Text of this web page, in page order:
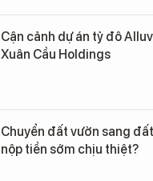
Cận cảnh dự án tỷ đô
Xuân Cầu Holdings
Chuyển đất vườn sang
nộp tiền sớm chịu thiệt?